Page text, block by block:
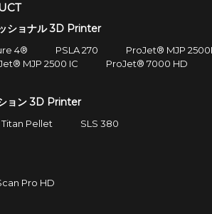
ショナル 3D Printer
4® PSLA 270
ProJet® MJP
MJP 2500 IC
ProJet® 7000 HD
ョン 3D Printer
Titan Pellet SLS 380
Pro HD